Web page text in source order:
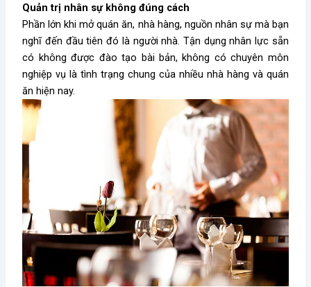
Quản trị nhân sự không đúng cách
Phần lớn khi mở quán ăn, nhà hàng, nguồn nhân sự mà bạn
nghĩ đến đầu tiên đó là người nhà. Tận dụng nhân lực sẵn
có không được đào tạo bài bản, không có chuyên môn
nghiệp vụ là tình trạng chung của nhiều nhà hàng và quán
ăn hiện nay.